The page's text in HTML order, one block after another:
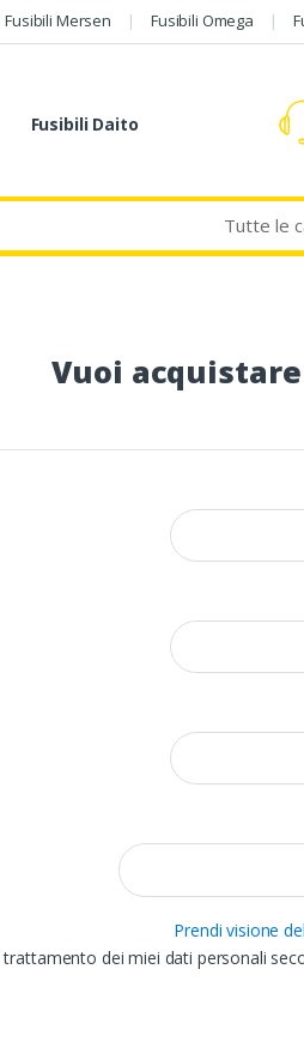
Fusibili Mersen Fusibili Omega
Fusibili Daito
Vuoi
Prendi visione
dei miei dati personali